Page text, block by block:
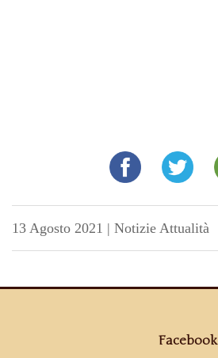
13 Agosto 2021 | Notizie Attualità
Facebook